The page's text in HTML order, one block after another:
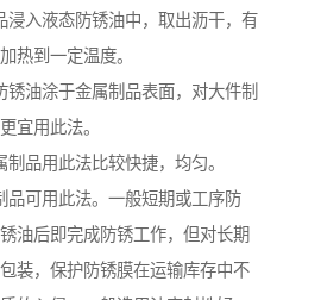
浸入液态防锈油中，取出沥干，有
热到一定温度。
锈油涂于金属制品表面，对大件制
宜用此法。
品用此法比较快捷，均匀。
品可用此法。一般短期或工序防
油后即完成防锈工作，但对长期
装，保护防锈膜在运输库存中不